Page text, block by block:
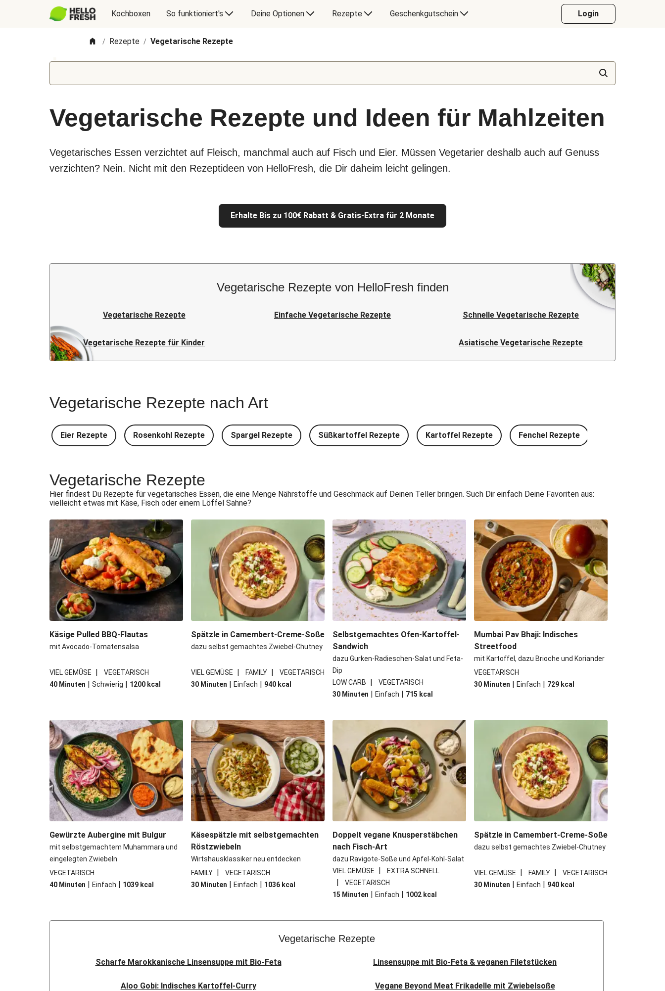
Kochboxen So funktioniert's Deine Optionen Rezepte Geschenkgutschein Login
/ Rezepte / Vegetarische Rezepte
Vegetarische Rezepte und Ideen für Mahlzeiten
Vegetarisches Essen verzichtet auf Fleisch, manchmal auch auf Fisch und Eier. Müssen Vegetarier deshalb auch auf Genuss
verzichten? Nein. Nicht mit den Rezeptideen von HelloFresh, die Dir daheim leicht gelingen.
Erhalte Bis zu 100€ Rabatt & Gratis-Extra für 2 Monate
Vegetarische Rezepte von HelloFresh finden
Vegetarische Rezepte Einfache Vegetarische Rezepte Schnelle Vegetarische Rezepte
Vegetarische Rezepte für Kinder Asiatische Vegetarische Rezepte
Vegetarische Rezepte nach Art
Eier Rezepte Rosenkohl Rezepte Spargel Rezepte Süßkartoffel Rezepte Kartoffel Rezepte Fenchel Rezepte
Vegetarische Rezepte
Hier findest Du Rezepte für vegetarisches Essen, die eine Menge Nährstoffe und Geschmack auf Deinen Teller bringen. Such Dir einfach Deine Favoriten aus:
vielleicht etwas mit Käse, Fisch oder einem Löffel Sahne?
Käsige Pulled BBQ-Flautas
mit Avocado-Tomatensalsa
VIEL GEMÜSE |
VEGETARISCH
40 Minuten | Schwierig | 1200 kcal
Spätzle in Camembert-Creme-Soße
dazu selbst gemachtes Zwiebel-Chutney
VIEL GEMÜSE | FAMILY |
VEGETARISCH
30 Minuten | Einfach | 940 kcal
Selbstgemachtes Ofen-Kartoffel-
Sandwich
dazu Gurken-Radieschen-Salat und Feta-
Dip
LOW CARB
|
VEGETARISCH
30 Minuten | Einfach | 715 kcal
Mumbai Pav Bhaji: Indisches
Streetfood
mit Kartoffel, dazu Brioche und Koriander
VEGETARISCH
30 Minuten | Einfach | 729 kcal
Gewürzte Aubergine mit Bulgur
mit selbstgemachtem Muhammara und
eingelegten Zwiebeln
VEGETARISCH
40 Minuten | Einfach | 1039 kcal
Käsespätzle mit selbstgemachten
Röstzwiebeln
Wirtshausklassiker neu entdecken
FAMILY |
VEGETARISCH
30 Minuten | Einfach | 1036 kcal
Doppelt vegane Knusperstäbchen
nach Fisch-Art
dazu Ravigote-Soße und Apfel-Kohl-Salat
VIEL GEMÜSE
| EXTRA SCHNELL
|
VEGETARISCH
15 Minuten | Einfach | 1002 kcal
Spätzle in Camembert-Creme-Soße
dazu selbst gemachtes Zwiebel-Chutney
VIEL GEMÜSE | FAMILY |
VEGETARISCH
30 Minuten | Einfach | 940 kcal
Vegetarische Rezepte
Scharfe Marokkanische Linsensuppe mit Bio-Feta Linsensuppe mit Bio-Feta & veganen Filetstücken
Aloo Gobi: Indisches Kartoffel-Curry Vegane Beyond Meat Frikadelle mit Zwiebelsoße